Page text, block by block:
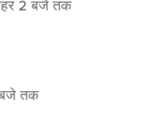
2 बजे तक
बजे तक